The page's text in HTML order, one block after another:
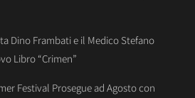
Dino Frambati e il Medico Stefano
Libro “Crimen”
Festival Prosegue ad Agosto con